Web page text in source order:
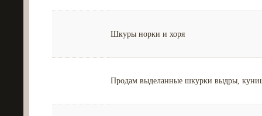
Шкуры норки и хоря
Продам выделанные шкурки выдры,